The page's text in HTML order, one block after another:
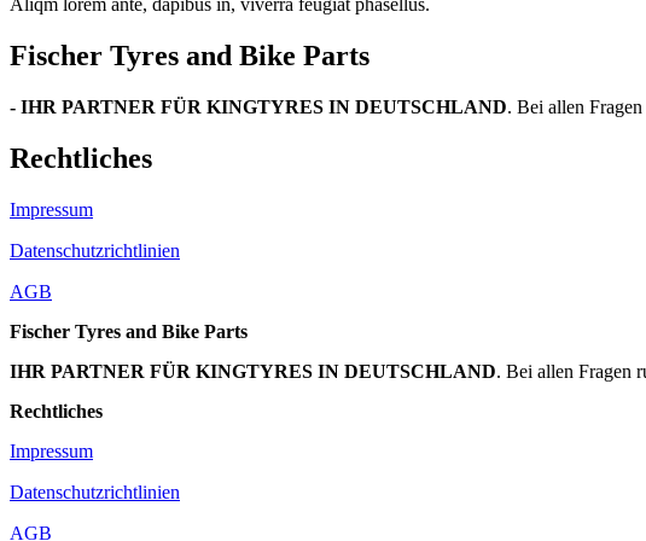
Aliqm lorem ante, dapibus in, viverra feugiat phasellus.
Fischer Tyres and Bike Parts
- IHR PARTNER FÜR KINGTYRES IN DEUTSCHLAND. Bei allen
Rechtliches
Impressum
Datenschutzrichtlinien
AGB
Fischer Tyres and Bike Parts
IHR PARTNER FÜR KINGTYRES IN DEUTSCHLAND. Bei allen Fragen
Rechtliches
Impressum
Datenschutzrichtlinien
AGB